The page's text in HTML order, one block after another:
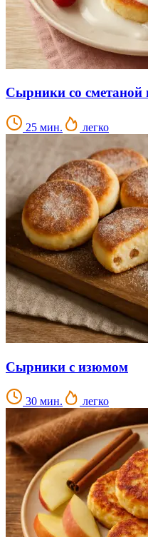
Сырники со сметаной
25 мин. легко
Сырники с изюмом
30 мин. легко